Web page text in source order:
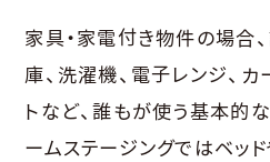
家具・家電付き物件の場合
庫、洗濯機、電子レンジ、カ
トなど、誰もが使う基本的
ームステージングではベッ